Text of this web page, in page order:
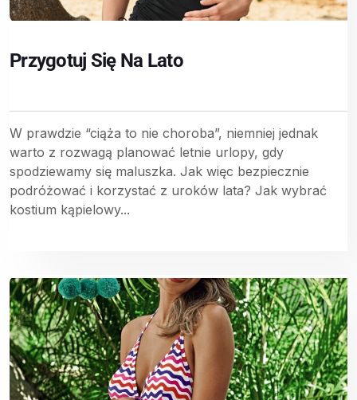
Przygotuj Się Na Lato
W prawdzie “ciąża to nie choroba”, niemniej jednak
warto z rozwagą planować letnie urlopy, gdy
spodziewamy się maluszka. Jak więc bezpiecznie
podróżować i korzystać z uroków lata? Jak wybrać
kostium kąpielowy...